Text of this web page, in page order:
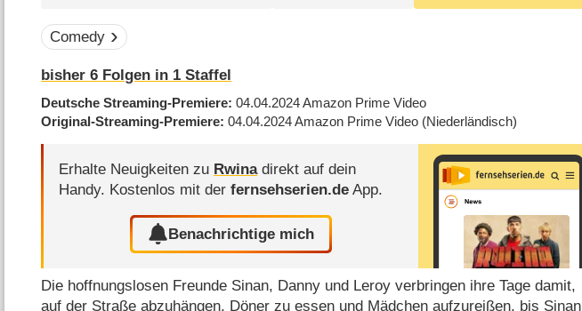
Comedy
bisher6 Folgen in 1 Staffel
Deutsche Streaming-Premiere 04.04.2024Amazon Prime Video
Original-Streaming-Premiere 04.04.2024Amazon Prime Video (Niederländisch)
Erhalte Neuigkeiten zu Rwinadirekt auf dein
Handy. Kostenlos mit derfernsehserien.de App.
Benachrichtige mich
Die hoffnungslosen Freunde Sinan, Danny und Leroy verbringen ihre Tage damit,
auf der Straße abzuhängen, Döner zu essen und Mädchen aufzureißen, bis Sinan